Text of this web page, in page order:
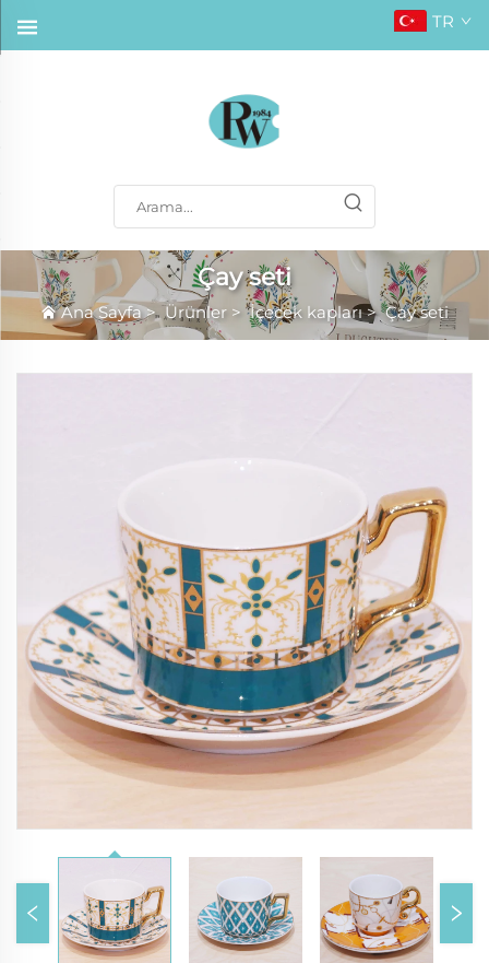
TR
Çay seti
Ana Sayfa>Ürünler >İçecek kapları>Çay seti